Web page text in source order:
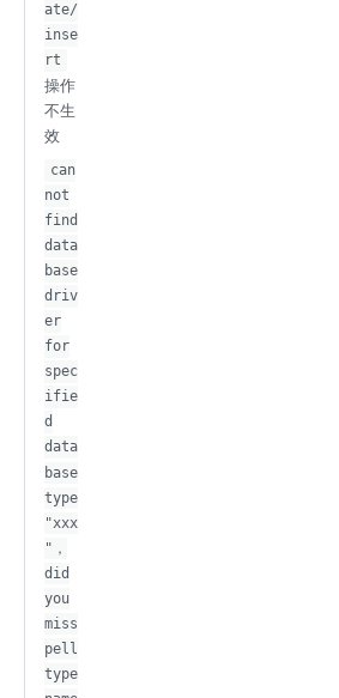
ate/
inse
rt
操作
不生
效
can
not
find
data
base
driv
er
for
spec
ifie
d
data
base
type
"xxx
"，
did
you
miss
pell
type